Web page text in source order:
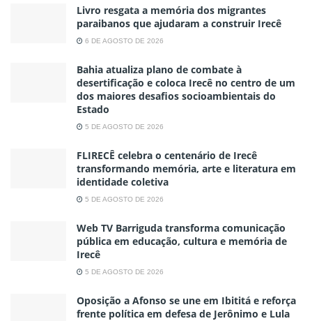
Livro resgata a memória dos migrantes
paraibanos que ajudaram a construir Irecê
6 DE AGOSTO DE 2026
Bahia atualiza plano de combate à
desertificação e coloca Irecê no centro de um
dos maiores desafios socioambientais do
Estado
5 DE AGOSTO DE 2026
FLIRECÊ celebra o centenário de Irecê
transformando memória, arte e literatura em
identidade coletiva
5 DE AGOSTO DE 2026
Web TV Barriguda transforma comunicação
pública em educação, cultura e memória de
Irecê
5 DE AGOSTO DE 2026
Oposição a Afonso se une em Ibititá e reforça
frente política em defesa de Jerônimo e Lula